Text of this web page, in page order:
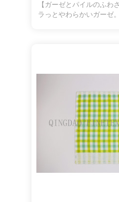
【ガーゼとパイルのふわ
ラっとやわらかいガーゼ